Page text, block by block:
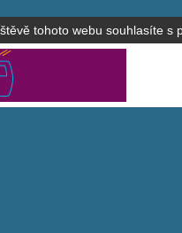
tohoto webu souhlasíte